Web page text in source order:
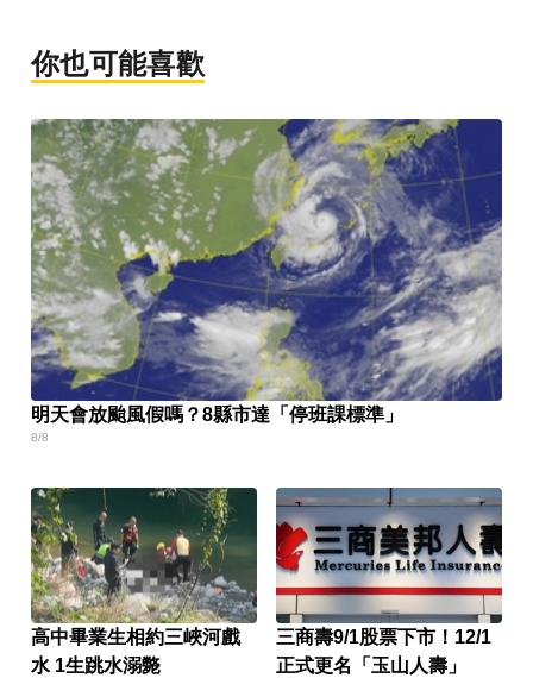
你也可能喜歡
明天會放颱風假嗎？8縣市達「停班課標準」
8/8
高中畢業生相約三峽河戲
水 1生跳水溺斃
三商壽9/1股票下市！12/1
正式更名「玉山人壽」